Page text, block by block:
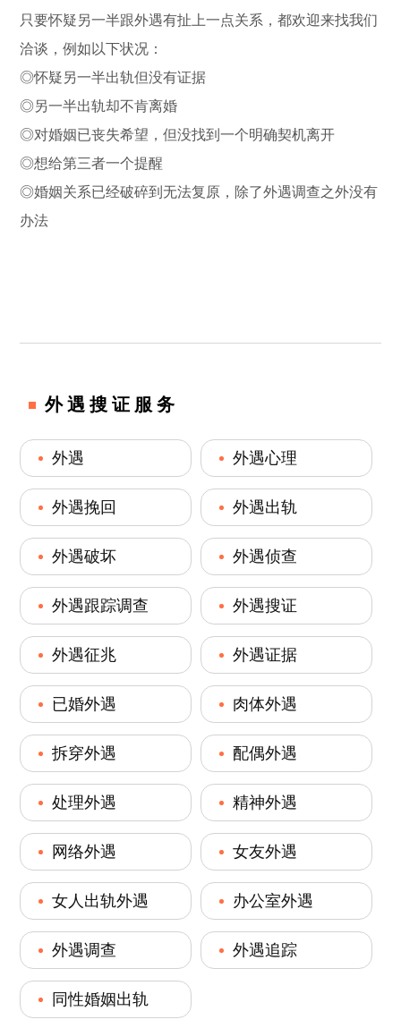
只要怀疑另一半跟外遇有扯上一点关系，都欢迎来找我们
洽谈，例如以下状况：
◎怀疑另一半出轨但没有证据
◎另一半出轨却不肯离婚
◎对婚姻已丧失希望，但没找到一个明确契机离开
◎想给第三者一个提醒
◎婚姻关系已经破碎到无法复原，除了外遇调查之外没有
办法
外遇搜证服务
外遇 外遇心理
外遇挽回 外遇出轨
外遇破坏 外遇侦查
外遇跟踪调查 外遇搜证
外遇征兆 外遇证据
已婚外遇 肉体外遇
拆穿外遇 配偶外遇
处理外遇 精神外遇
网络外遇 女友外遇
女人出轨外遇 办公室外遇
外遇调查 外遇追踪
同性婚姻出轨